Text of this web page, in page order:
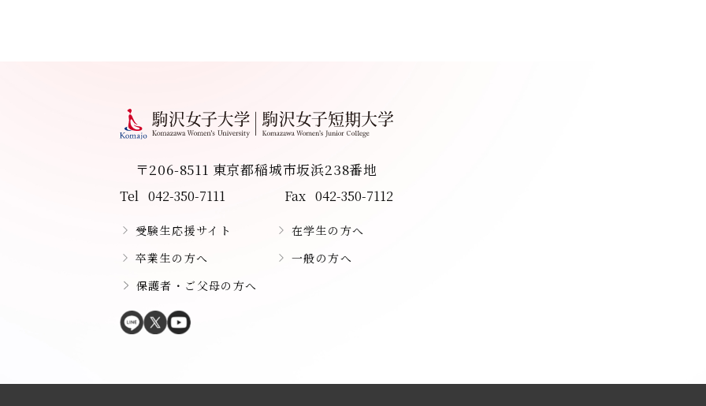
〒206-8511 東京都稲城市坂浜238番地
Tel 042-350-7111 Fax 042-350-7112
受験生応援サイト
在学生の方へ
卒業生の方へ
一般の方へ
保護者・ご父母の方へ